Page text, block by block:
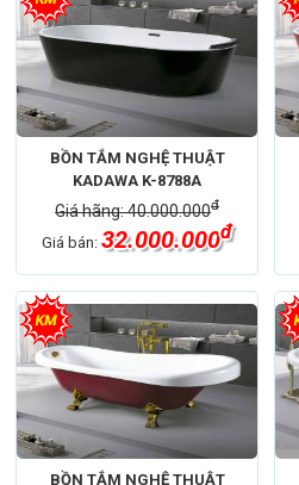
BỒN TẮM NGHỆ THUẬT
KADAWA K-8788A
Giá hãng: 40.000.000đ
Giá bán:32.000.000đ
BỒN TẮM NGHỆ THUẬT